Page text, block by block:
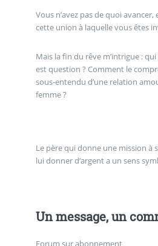
Vous n’avez pas de quoi avancer,
cette union à laquelle vous êtes
Mais la fin du rêve m’intrigue :
est question ? Comment le
sous-entendu d’une relation
femme ?
Le père qui donne une mission à
lui donner d’argent a un sens
Un message, un
Forum sur abonnement